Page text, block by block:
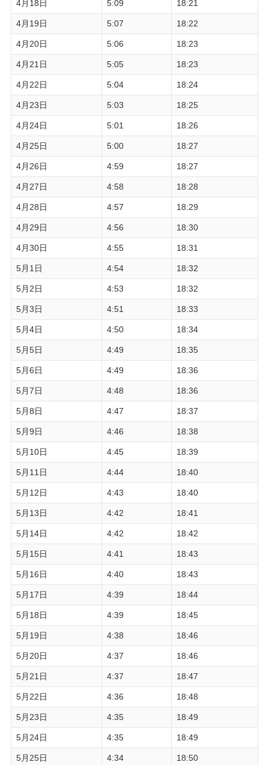
4月18日 5:09 18:21
4月19日 5:07 18:22
4月20日 5:06 18:23
4月21日 5:05 18:23
4月22日 5:04 18:24
4月23日 5:03 18:25
4月24日 5:01 18:26
4月25日 5:00 18:27
4月26日 4:59 18:27
4月27日 4:58 18:28
4月28日 4:57 18:29
4月29日 4:56 18:30
4月30日 4:55 18:31
5月1日 4:54 18:32
5月2日 4:53 18:32
5月3日 4:51 18:33
5月4日 4:50 18:34
5月5日 4:49 18:35
5月6日 4:49 18:36
5月7日 4:48 18:36
5月8日 4:47 18:37
5月9日 4:46 18:38
5月10日 4:45 18:39
5月11日 4:44 18:40
5月12日 4:43 18:40
5月13日 4:42 18:41
5月14日 4:42 18:42
5月15日 4:41 18:43
5月16日 4:40 18:43
5月17日 4:39 18:44
5月18日 4:39 18:45
5月19日 4:38 18:46
5月20日 4:37 18:46
5月21日 4:37 18:47
5月22日 4:36 18:48
5月23日 4:35 18:49
5月24日 4:35 18:49
5月25日 4:34 18:50